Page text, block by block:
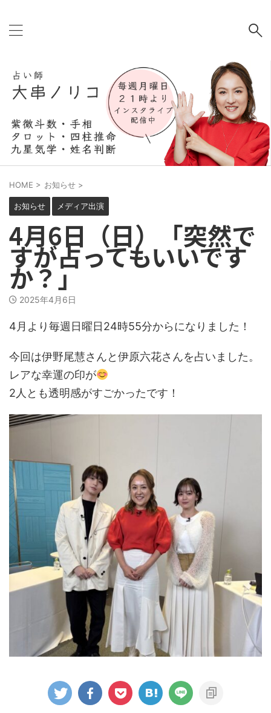
HOME > お知らせ >
お知らせ メディア出演
4月6日（日）「突然で
すが占ってもいいです
か？」
2025年4月6日
4月より毎週日曜日24時55分からになりました！
今回は伊野尾慧さんと伊原六花さんを占いました。
レアな幸運の印が
2人とも透明感がすごかったです！